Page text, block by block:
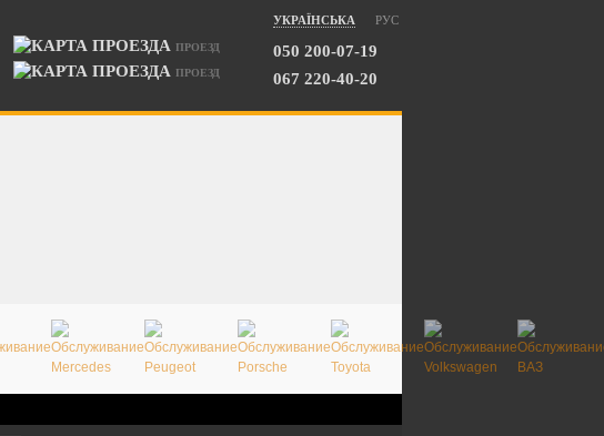
ПРОЕЗД
ПРОЕЗД
УКРАЇНСЬКА РУС
050 200-07-19
067 220-40-20